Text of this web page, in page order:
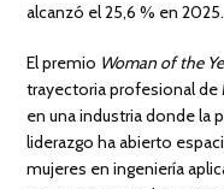
alcanzó el 25,6 % en 2025.
El premio Woman of the
trayectoria profesional de
en una industria donde la
liderazgo ha abierto
mujeres en ingeniería